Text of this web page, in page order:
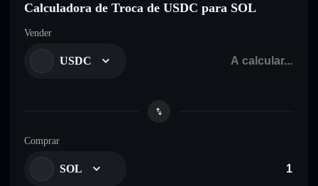
Calculadora de Troca de USDC para SOL
Vender
USDC
Comprar
SOL